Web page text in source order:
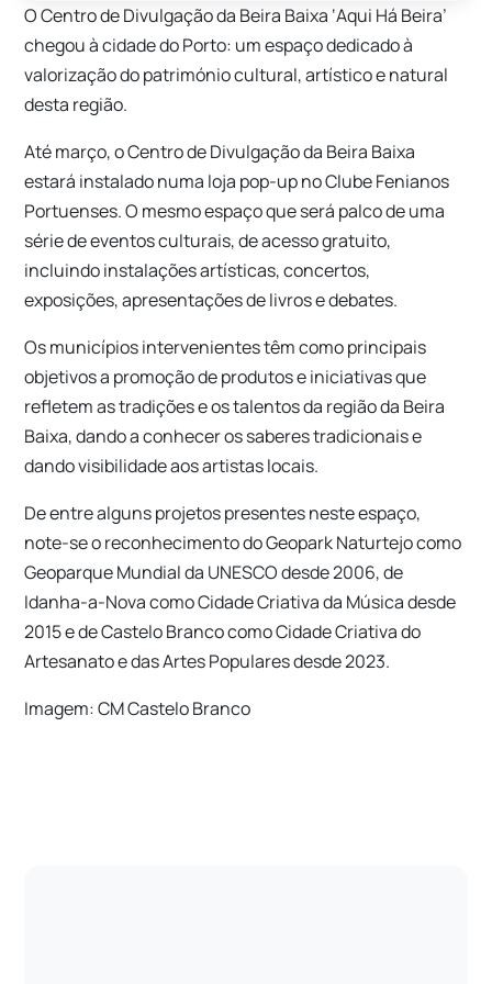
O Centro de Divulgação da Beira Baixa ‘Aqui Há Beira’
chegou à cidade do Porto: um espaço dedicado à
valorização do património cultural, artístico e natural
desta região.
Até março, o Centro de Divulgação da Beira Baixa
estará instalado numa loja pop-up no Clube Fenianos
Portuenses. O mesmo espaço que será palco de uma
série de eventos culturais, de acesso gratuito,
incluindo instalações artísticas, concertos,
exposições, apresentações de livros e debates.
Os municípios intervenientes têm como principais
objetivos a promoção de produtos e iniciativas que
refletem as tradições e os talentos da região da Beira
Baixa, dando a conhecer os saberes tradicionais e
dando visibilidade aos artistas locais.
De entre alguns projetos presentes neste espaço,
note-se o reconhecimento do Geopark Naturtejo como
Geoparque Mundial da UNESCO desde 2006, de
Idanha-a-Nova como Cidade Criativa da Música desde
2015 e de Castelo Branco como Cidade Criativa do
Artesanato e das Artes Populares desde 2023.
Imagem: CM Castelo Branco